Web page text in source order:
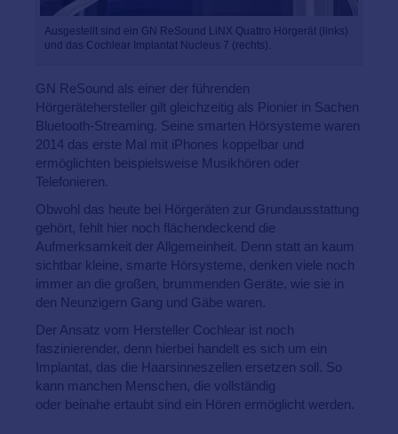
Ausgestellt sind ein GN ReSound LiNX Quattro Hörgerät (links)
und das Cochlear Implantat Nucleus 7 (rechts).
GN ReSound als einer der führenden
Hörgerätehersteller gilt gleichzeitig als Pionier in Sachen
Bluetooth-Streaming. Seine smarten Hörsysteme waren
2014 das erste Mal mit iPhones koppelbar und
ermöglichten beispielsweise Musikhören oder
Telefonieren.
Obwohl das heute bei Hörgeräten zur Grundausstattung
gehört, fehlt hier noch flächendeckend die
Aufmerksamkeit der Allgemeinheit. Denn statt an kaum
sichtbar kleine, smarte Hörsysteme, denken viele noch
immer an die großen, brummenden Geräte, wie sie in
den Neunzigern Gang und Gäbe waren.
Der Ansatz vom Hersteller Cochlear ist noch
faszinierender, denn hierbei handelt es sich um ein
Implantat, das die Haarsinneszellen ersetzen soll. So
kann manchen Menschen, die vollständig
oder beinahe ertaubt sind ein Hören ermöglicht werden.